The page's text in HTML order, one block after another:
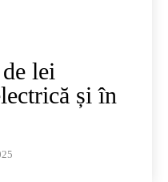
lei
și în